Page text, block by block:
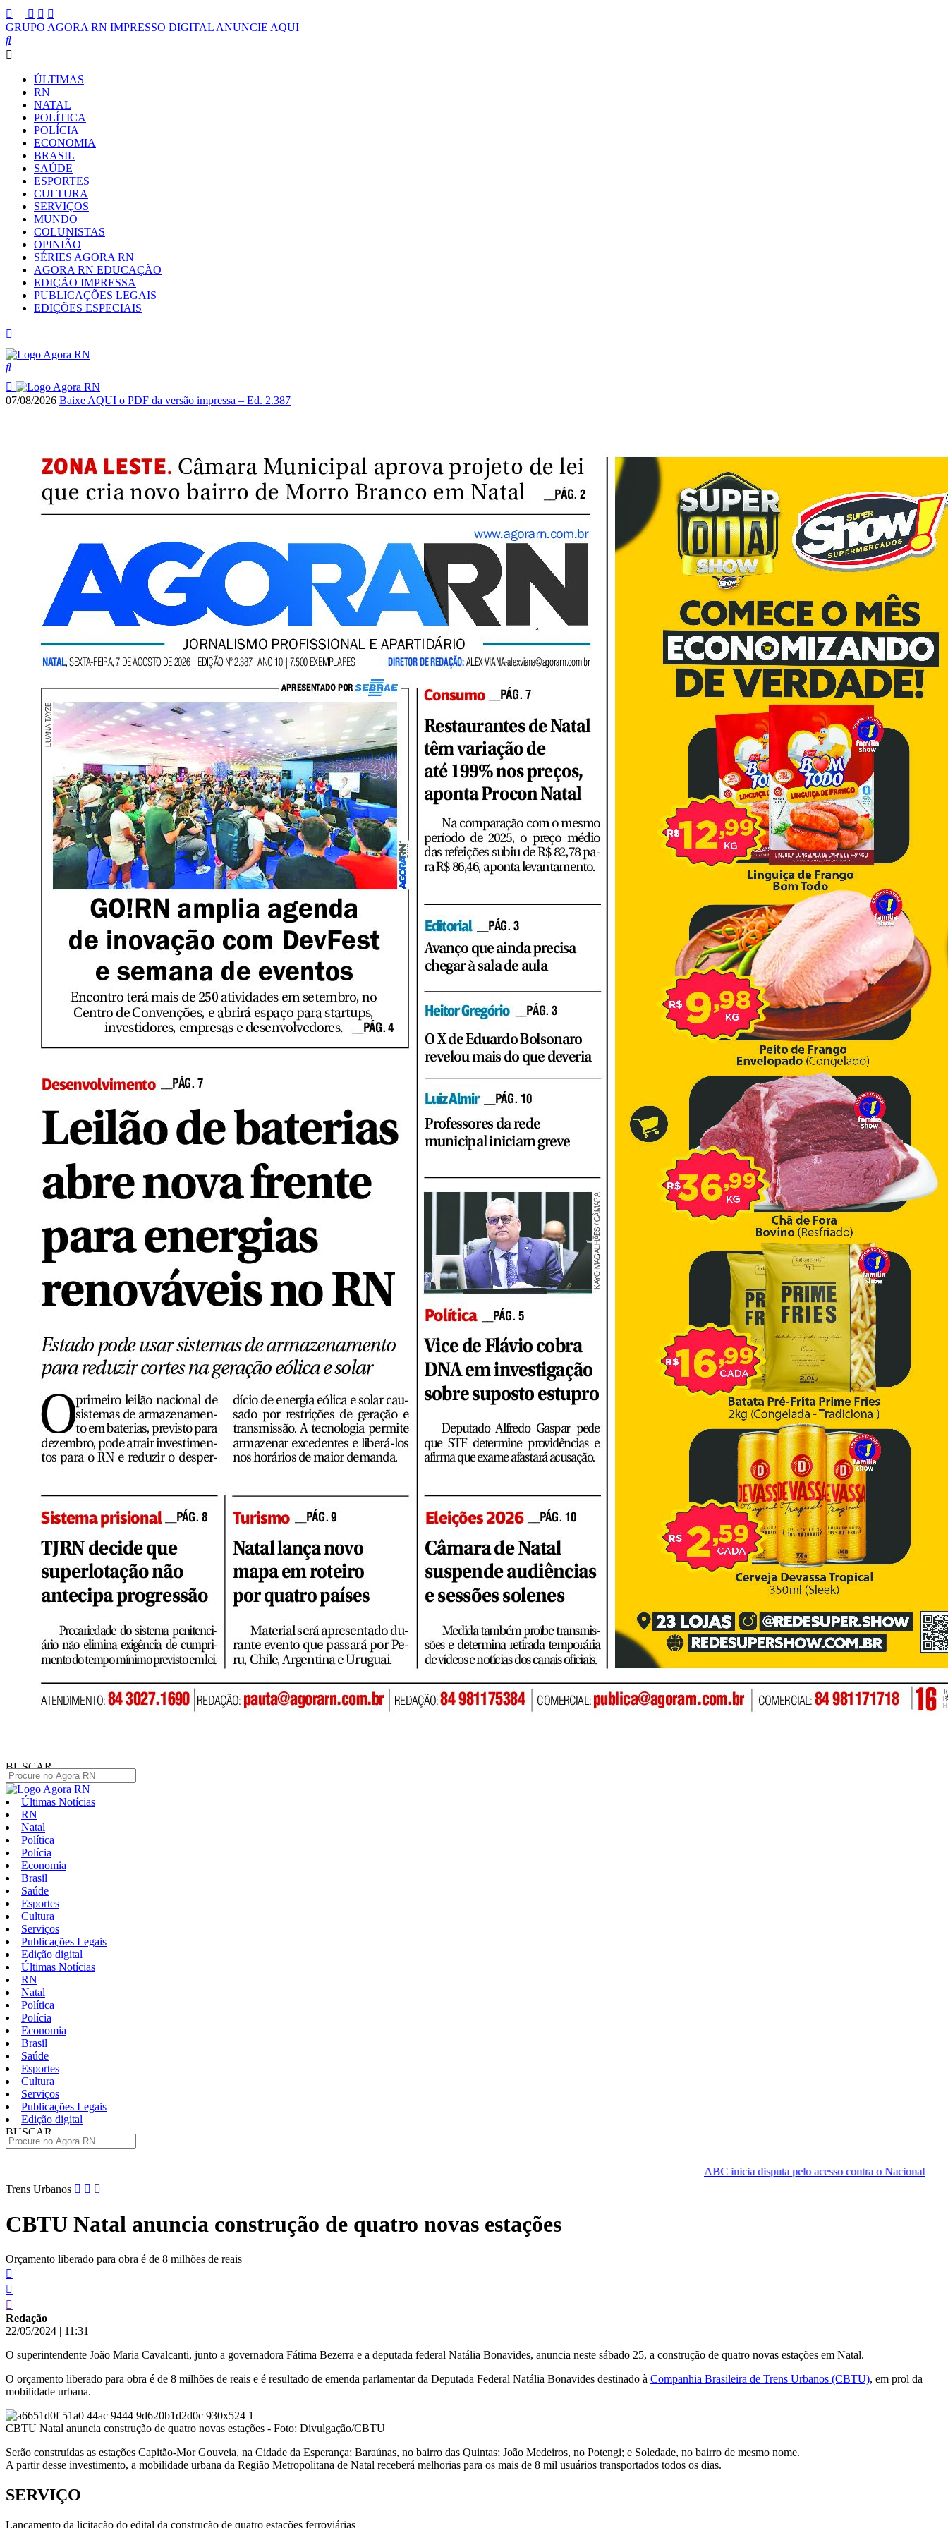
GRUPO AGORA RN IMPRESSO DIGITAL ANUNCIE AQUI
ÚLTIMAS
RN
NATAL
POLÍTICA
POLÍCIA
ECONOMIA
BRASIL
SAÚDE
ESPORTES
CULTURA
SERVIÇOS
MUNDO
COLUNISTAS
OPINIÃO
SÉRIES AGORA RN
AGORA RN EDUCAÇÃO
EDIÇÃO IMPRESSA
PUBLICAÇÕES LEGAIS
EDIÇÕES ESPECIAIS
07/08/2026 Baixe AQUI o PDF da versão impressa – Ed. 2.387
BUSCAR
Últimas Notícias
RN
Natal
Política
Polícia
Economia
Brasil
Saúde
Esportes
Cultura
Serviços
Publicações Legais
Edição digital
Últimas Notícias
RN
Natal
Política
Polícia
Economia
Brasil
Saúde
Esportes
Cultura
Serviços
Publicações Legais
Edição digital
BUSCAR
ABC inicia disputa pelo acesso contra o Nacional
Trailer de
Pular
conteúdo
Trens Urbanos
CBTU Natal anuncia construção de quatro novas estações
Orçamento liberado para obra é de 8 milhões de reais
Redação
22/05/2024 | 11:31
O superintendente João Maria Cavalcanti, junto a governadora Fátima Bezerra e a deputada federal Natália Bonavides, anuncia neste sábado 25, a construção de quatro novas estações em Natal.
O orçamento liberado para obra é de 8 milhões de reais e é resultado de emenda parlamentar da Deputada Federal Natália Bonavides destinado à Companhia Brasileira de Trens Urbanos (CBTU), em prol da
mobilidade urbana.
CBTU Natal anuncia construção de quatro novas estações - Foto: Divulgação/CBTU
Serão construídas as estações Capitão-Mor Gouveia, na Cidade da Esperança; Baraúnas, no bairro das Quintas; João Medeiros, no Potengi; e Soledade, no bairro de mesmo nome.
A partir desse investimento, a mobilidade urbana da Região Metropolitana de Natal receberá melhorias para os mais de 8 mil usuários transportados todos os dias.
SERVIÇO
Lançamento da licitação do edital da construção de quatro estações ferroviárias